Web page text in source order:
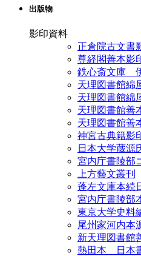
出版物
影印資料
正倉院古文書
尊経閣善本影
鉄心斎文庫
天理図書館
天理図書館
天理図書館
天理図書館
神宮古典籍影
日本大学蔵源
宮内庁書陵部
上方藝文叢刊
蓬左文庫本続
宮内庁書陵部
東京大学史料
尾州家河内本
新天理図書館
熱田本 日本